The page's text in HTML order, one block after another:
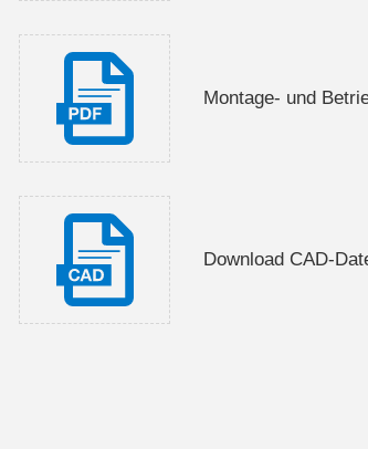
Montage- und
Download CAD-